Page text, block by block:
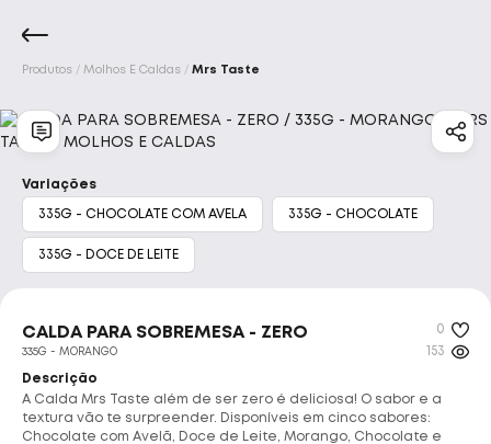
Início Acessórios Barrinhas E
Produtos Molhos E Caldas Mrs Taste
Variações
335G - CHOCOLATE COM AVELA 335G - CHOCOLATE
335G - DOCE DE LEITE
CALDA PARA SOBREMESA - ZERO
335G - MORANGO
0
153
Descrição
A Calda Mrs Taste além de ser zero é deliciosa! O sabor e a
textura vão te surpreender. Disponíveis em cinco sabores:
Chocolate com Avelã, Doce de Leite, Morango, Chocolate e
Marcas
Bodyaction Darkness
Pure Suplementos